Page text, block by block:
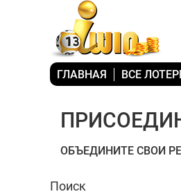
ГЛАВНАЯ ВСЕ
ОБЪЕДИНИТЕ СВОИ
Поиск